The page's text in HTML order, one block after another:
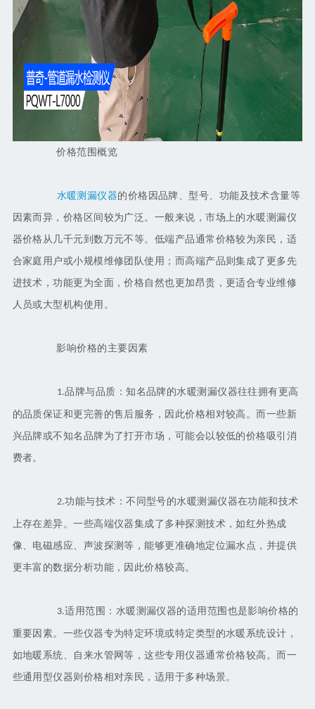
价格范围概览
水暖测漏仪器的价格因品牌、型号、功能及技术含量等
因素而异，价格区间较为广泛。一般来说，市场上的水暖测漏仪
器价格从几千元到数万元不等。低端产品通常价格较为亲民，适
合家庭用户或小规模维修团队使用；而高端产品则集成了更多先
进技术，功能更为全面，价格自然也更加昂贵，更适合专业维修
人员或大型机构使用。
影响价格的主要因素
1.品牌与品质：知名品牌的水暖测漏仪器往往拥有更高
的品质保证和更完善的售后服务，因此价格相对较高。而一些新
兴品牌或不知名品牌为了打开市场，可能会以较低的价格吸引消
费者。
2.功能与技术：不同型号的水暖测漏仪器在功能和技术
上存在差异。一些高端仪器集成了多种探测技术，如红外热成
像、电磁感应、声波探测等，能够更准确地定位漏水点，并提供
更丰富的数据分析功能，因此价格较高。
3.适用范围：水暖测漏仪器的适用范围也是影响价格的
重要因素。一些仪器专为特定环境或特定类型的水暖系统设计，
如地暖系统、自来水管网等，这些专用仪器通常价格较高。而一
些通用型仪器则价格相对亲民，适用于多种场景。